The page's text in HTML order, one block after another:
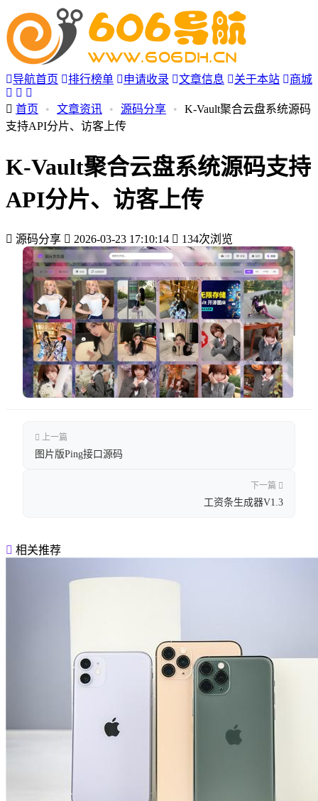
导航首页 排行榜单 申请收录 文章信息 关于本站 商城
首页 • 文章资讯 • 源码分享 •
K-Vault聚合云盘系统源码
支持API分片、访客上传
K-Vault聚合云盘系统源码支持
API分片、访客上传
源码分享 2026-03-23 17:10:14 134次浏览
上一篇
图片版Ping接口源码
下一篇
工资条生成器V1.3
相关推荐